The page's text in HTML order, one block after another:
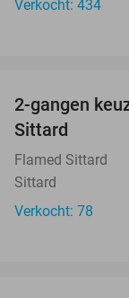
Verkocht: 434
2-gangen
Sittard
Flamed Sittard
Sittard
Verkocht: 78